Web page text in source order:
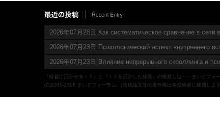
2026年07月28日 Как систематическое сравнение в сети
2026年07月23日 Психологический аспект внутреннего
2026年07月23日 Влияние непрерывного скроллинга и
『経営に活かせるＩＴ』と『ＩＴを活かした経営』の橋渡しは‥‥まいどフォ
(C)2005-2008 まいどフォーラム.（投稿論文等の著作権は各投稿者に帰属しま